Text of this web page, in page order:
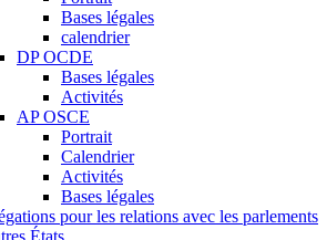
Bases légales
calendrier
DP OCDE
Bases légales
Activités
AP OSCE
Portrait
Calendrier
Activités
Bases légales
pour les relations avec les parlements